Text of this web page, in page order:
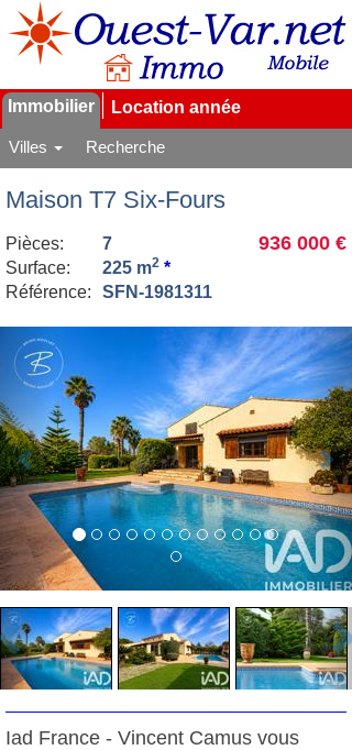
Immobilier Location année
Villes Recherche
Maison T7 Six-Fours
936 000 €
Pièces:
7
Surface:
225 m2 *
Référence:
SFN-1981311
Iad France - Vincent Camus vous